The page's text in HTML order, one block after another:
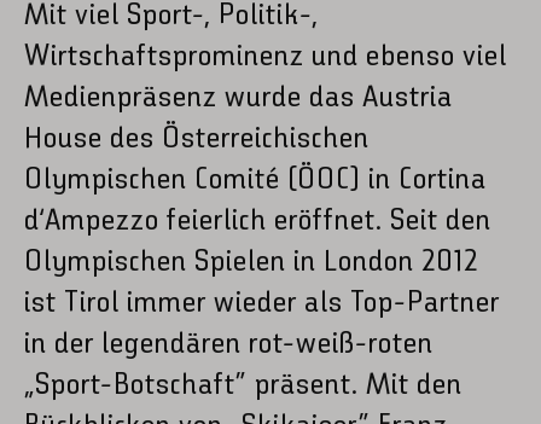
Mit viel Sport-, Politik-,
Wirtschaftsprominenz und ebenso viel
Medienpräsenz wurde das Austria
House des Österreichischen
Olympischen Comité (ÖOC) in Cortina
d’Ampezzo feierlich eröffnet. Seit den
Olympischen Spielen in London 2012
ist Tirol immer wieder als Top-Partner
in der legendären rot-weiß-roten
„Sport-Botschaft“ präsent. Mit den